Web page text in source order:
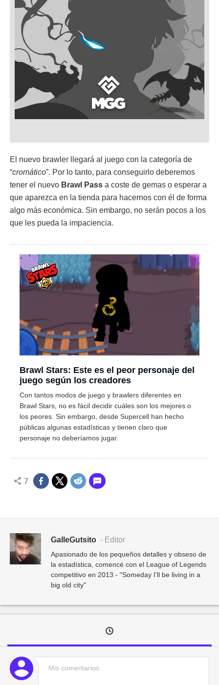
El nuevo brawler llegará al juego con la categoría de
“cromático”. Por lo tanto, para conseguirlo deberemos
tener el nuevo Brawl Pass a coste de gemas o esperar a
que aparezca en la tienda para hacernos con él de forma
algo más económica. Sin embargo, no serán pocos a los
que les pueda la impaciencia.
Brawl Stars: Este es el peor personaje del
juego según los creadores
Con tantos modos de juego y brawlers diferentes en
Brawl Stars, no es fácil decidir cuáles son los mejores o
los peores. Sin embargo, desde Supercell han hecho
públicas algunas estadísticas y tienen claro que
personaje no deberíamos jugar.
7
GalleGutsito - Editor
Apasionado de los pequeños detalles y obseso de
la estadística, comencé con el League of Legends
competitivo en 2013 - "Someday I'll be living in a
big old city"